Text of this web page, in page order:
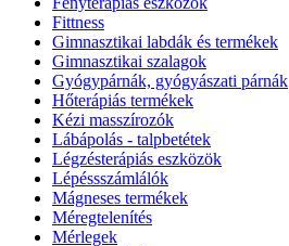
Fittness
Gimnasztikai labdák és termékek
Gimnasztikai szalagok
Gyógypárnák, gyógyászati párnák
Hőterápiás termékek
Kézi masszírozók
Lábápolás - talpbetétek
Légzésterápiás eszközök
Lépéssszámlálók
Mágneses termékek
Méregtelenítés
Mérlegek